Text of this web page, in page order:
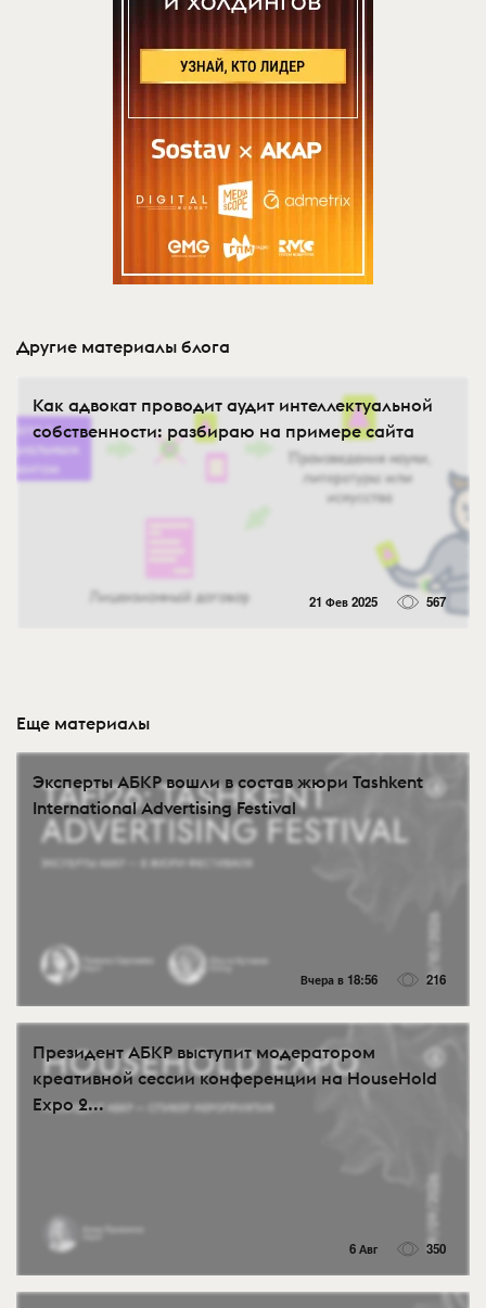
Другие материалы блога
Как адвокат проводит аудит интеллектуальной
собственности: разбираю на примере сайта
21 Фев 2025 567
Еще материалы
Эксперты АБКР вошли в состав жюри Tashkent
International Advertising Festival
Вчера в 18:56 216
Президент АБКР выступит модератором
креативной сессии конференции на HouseHold
Expo 2...
6 Авг 350